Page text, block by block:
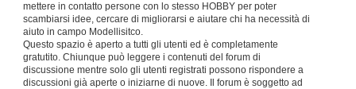
mettere in contatto persone con lo stesso HOBBY per poter
scambiarsi idee, cercare di migliorarsi e aiutare chi ha necessità di
aiuto in campo Modellisitco.
Questo spazio è aperto a tutti gli utenti ed è completamente
gratutito. Chiunque può leggere i contenuti del forum di
discussione mentre solo gli utenti registrati possono rispondere a
discussioni già aperte o iniziarne di nuove. Il forum è soggetto ad